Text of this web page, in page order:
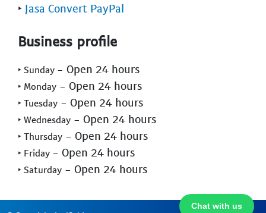
Chat with us
‣ Jasa Convert PayPal
Business profile
‣ Sunday - Open 24 hours
‣ Monday - Open 24 hours
‣ Tuesday - Open 24 hours
‣ Wednesday - Open 24 hours
‣ Thursday - Open 24 hours
‣ Friday - Open 24 hours
‣ Saturday - Open 24 hours